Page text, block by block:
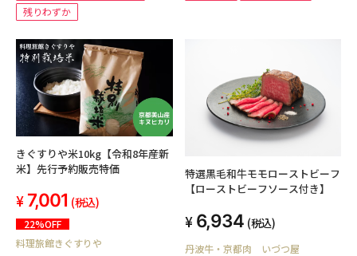
残りわずか
きぐすりや米10kg【令和8年産新
米】先行予約販売特価
7,001 (税込)
22%OFF
料理旅館きぐすりや
特選黒毛和牛モモローストビーフ
【ローストビーフソース付き】
6,934 (税込)
丹波牛・京都肉 いづつ屋